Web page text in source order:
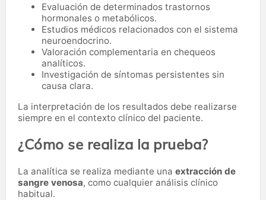
Evaluación de determinados trastornos
hormonales o metabólicos.
Estudios médicos relacionados con el sistema
neuroendocrino.
Valoración complementaria en chequeos
analíticos.
Investigación de síntomas persistentes sin
causa clara.
La interpretación de los resultados debe realizarse
siempre en el contexto clínico del paciente.
¿Cómo se realiza la prueba?
La analítica se realiza mediante una extracción de
sangre venosa, como cualquier análisis clínico
habitual.